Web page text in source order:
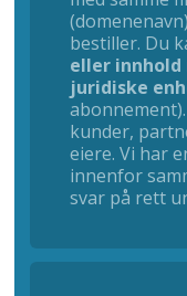
bestiller. Du
eller
juridiske
kunder,
eiere. Vi har
innenfor
svar på rett